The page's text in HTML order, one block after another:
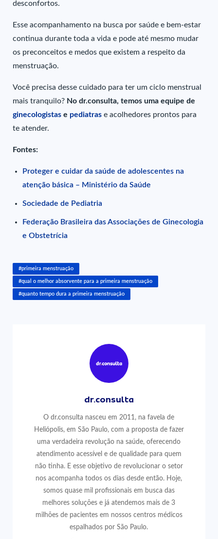
desconfortos.
Esse acompanhamento na busca por saúde e bem-estar
continua durante toda a vida e pode até mesmo mudar
os preconceitos e medos que existem a respeito da
menstruação.
Você precisa desse cuidado para ter um ciclo menstrual
mais tranquilo? No dr.consulta, temos uma equipe de
ginecologistas e pediatras e acolhedores prontos para
te atender.
Fontes:
Proteger e cuidar da saúde de adolescentes na
atenção básica – Ministério da Saúde
Sociedade de Pediatria
Federação Brasileira das Associações de Ginecologia
e Obstetrícia
#primeira menstruação
#qual o melhor absorvente para a primeira menstruação
#quanto tempo dura a primeira menstruação
dr.consulta
O dr.consulta nasceu em 2011, na favela de
Heliópolis, em São Paulo, com a proposta de fazer
uma verdadeira revolução na saúde, oferecendo
atendimento acessível e de qualidade para quem
não tinha. E esse objetivo de revolucionar o setor
nos acompanha todos os dias desde então. Hoje,
somos quase mil profissionais em busca das
melhores soluções e já atendemos mais de 3
milhões de pacientes em nossos centros médicos
espalhados por São Paulo.